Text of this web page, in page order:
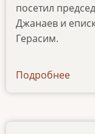
посетил
Джанаев и
Герасим.
Подробнее